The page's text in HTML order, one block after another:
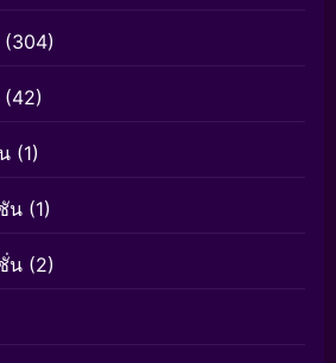
(304)
(42)
(1)
น (1)
น (2)